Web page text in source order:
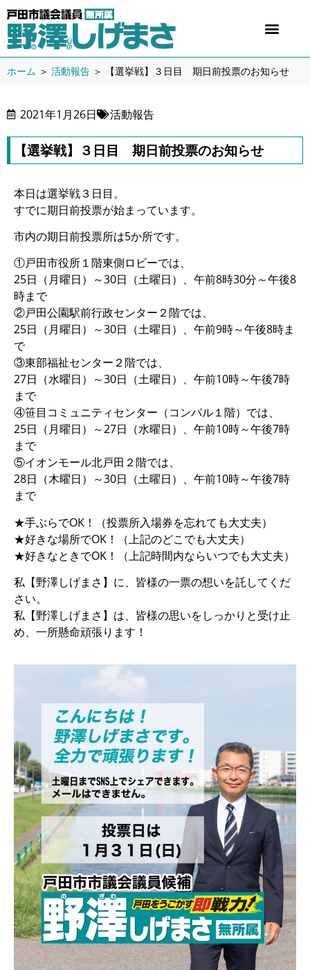
ホーム ＞ 活動報告 ＞ 【選挙戦】３日目 期日前投票のお知らせ
2021年1月26日 活動報告
【選挙戦】３日目 期日前投票のお知らせ
本日は選挙戦３日目。
すでに期日前投票が始まっています。
市内の期日前投票所は5か所です。
①戸田市役所１階東側ロビーでは、
25日（月曜日）～30日（土曜日）、午前8時30分～午後8
時まで
②戸田公園駅前行政センター２階では、
25日（月曜日）～30日（土曜日）、午前9時～午後8時ま
で
③東部福祉センター２階では、
27日（水曜日）～30日（土曜日）、午前10時～午後7時
まで
④笹目コミュニティセンター（コンパル１階）では、
25日（月曜日）～27日（水曜日）、午前10時～午後7時
まで
⑤イオンモール北戸田２階では、
28日（木曜日）～30日（土曜日）、午前10時～午後7時
まで
★手ぶらでOK！（投票所入場券を忘れても大丈夫）
★好きな場所でOK！（上記のどこでも大丈夫）
★好きなときでOK！（上記時間内ならいつでも大丈夫）
私【野澤しげまさ】に、皆様の一票の想いを託してくだ
さい。
私【野澤しげまさ】は、皆様の思いをしっかりと受け止
め、一所懸命頑張ります！